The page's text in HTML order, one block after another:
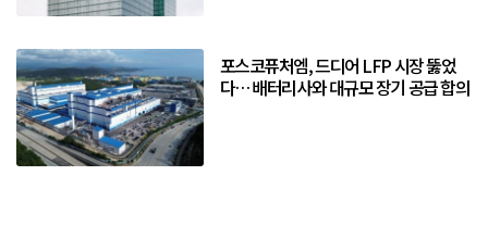
포스코퓨처엠, 드디어 LFP 시장 뚫었
다… 배터리사와 대규모 장기 공급 합의